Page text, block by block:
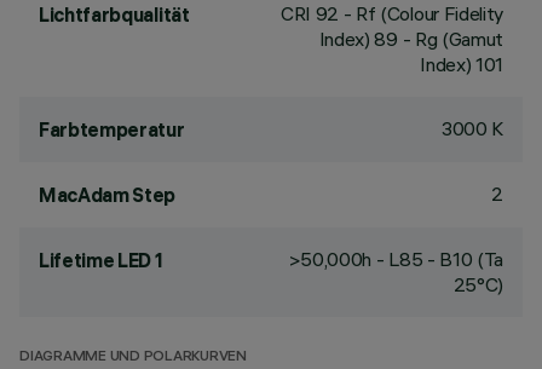
Lichtfarbqualität CRI 92 - Rf (Colour Fidelity
Index) 89 - Rg (Gamut
Index) 101
Farbtemperatur 3000 K
MacAdam Step 2
Lifetime LED 1
>50,000h - L85 - B10 (Ta
25°C)
DIAGRAMME UND POLARKURVEN